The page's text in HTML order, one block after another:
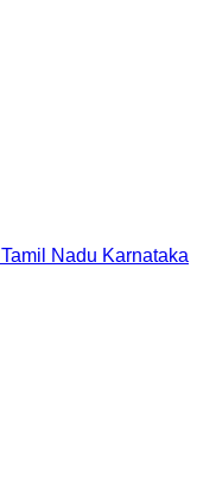
Tamil Nadu Karnataka